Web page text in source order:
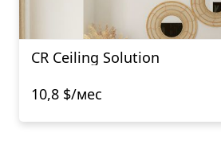
CR Ceiling Solution
10,8 $/мес